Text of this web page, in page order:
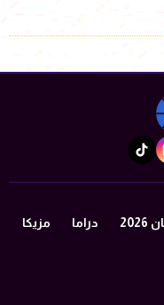
tiktok
دراما مزيكا